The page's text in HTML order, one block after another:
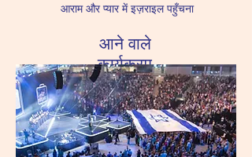
आराम और प्यार में इज़राइल पहुँचना
आने वाले
कार्यक्रम